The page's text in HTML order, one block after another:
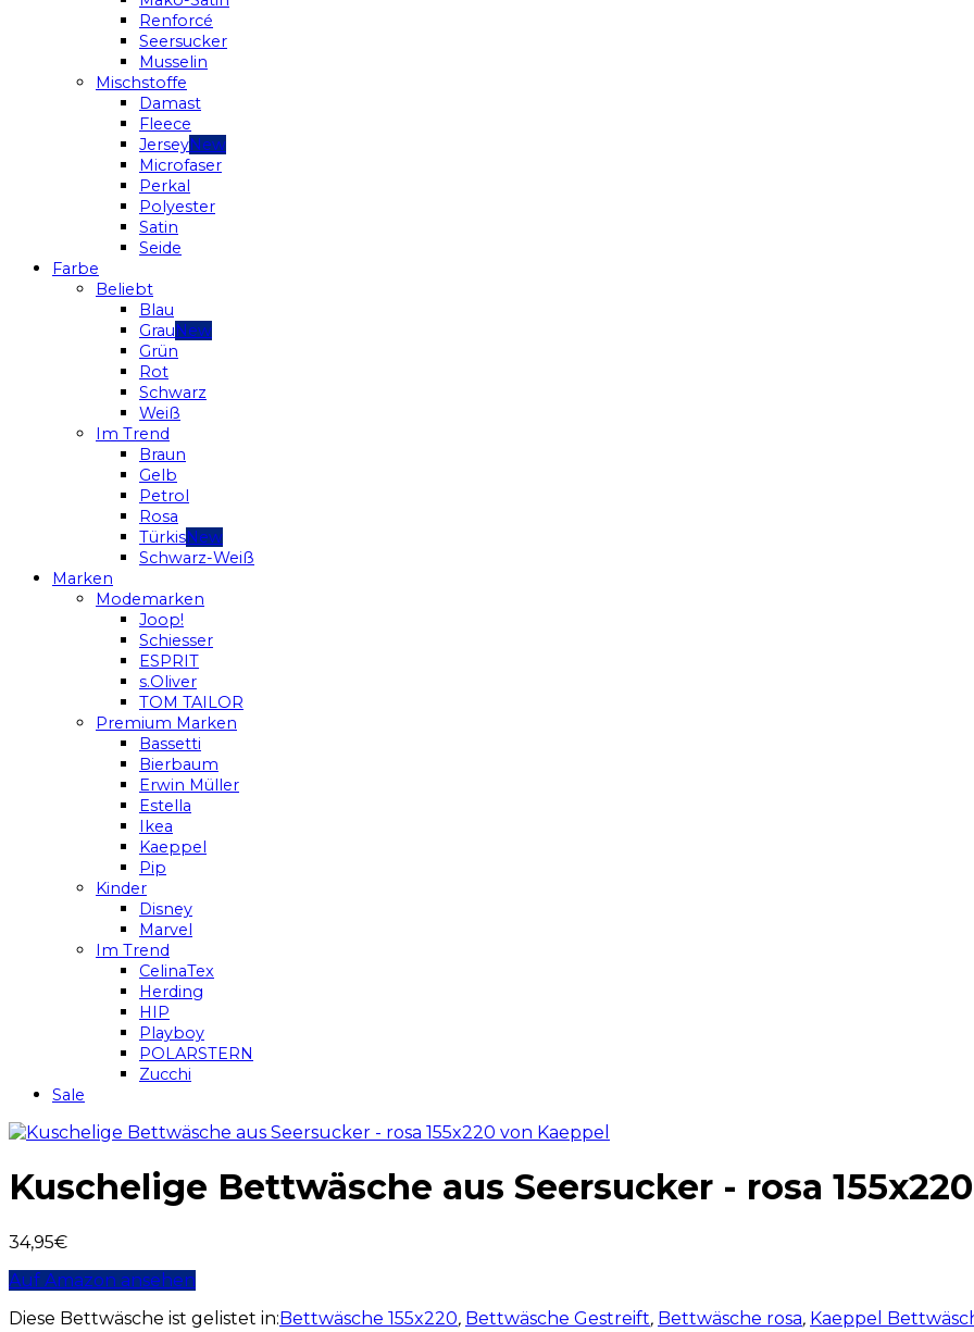
Renforcé
Seersucker
Musselin
Mischstoffe
Damast
Fleece
Jersey
Microfaser
Perkal
Polyester
Satin
Seide
Farbe
Beliebt
Blau
Grau
Grün
Rot
Schwarz
Weiß
Im Trend
Braun
Gelb
Petrol
Rosa
Türkis
Schwarz-Weiß
Marken
Modemarken
Joop!
Schiesser
ESPRIT
s.Oliver
TOM TAILOR
Premium Marken
Bassetti
Bierbaum
Erwin Müller
Estella
Ikea
Kaeppel
Pip
Kinder
Disney
Marvel
Im Trend
CelinaTex
Herding
HIP
Playboy
POLARSTERN
Zucchi
Sale
Kuschelige Bettwäsche aus Seersucker - rosa
34,95€
Auf Amazon ansehen
Diese Bettwäsche ist gelistet in:Bettwäsche 155x220, Bettwäsche Gestreift, Bettwäsche rosa, Kaeppel